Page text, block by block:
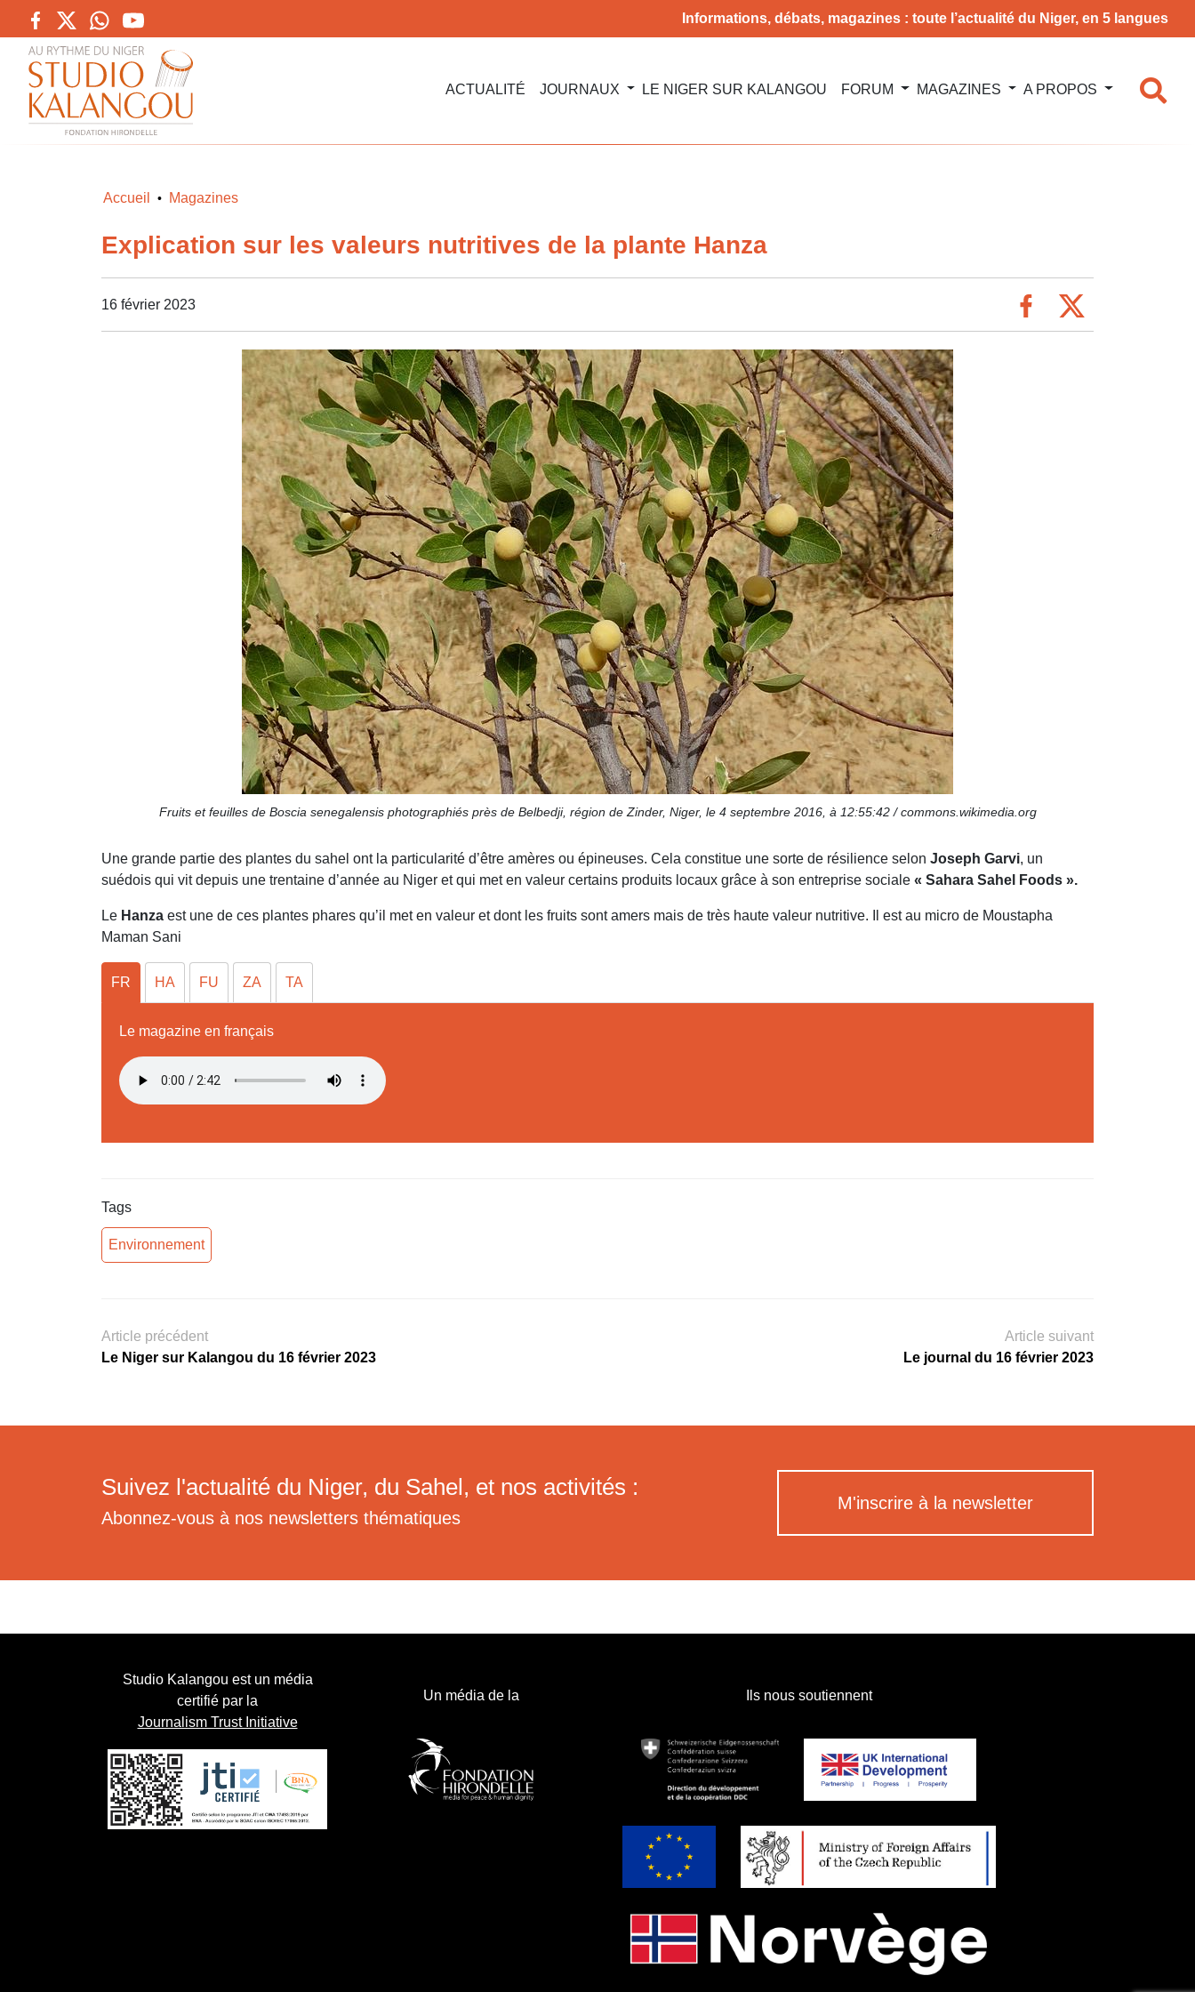
Informations, débats, magazines : toute l’actualité du Niger, en 5 langues
ACTUALITÉ JOURNAUX LE NIGER SUR KALANGOU FORUM MAGAZINES A PROPOS
Accueil • Magazines
Explication sur les valeurs nutritives de la plante Hanza
16 février 2023
Fruits et feuilles de Boscia senegalensis photographiés près de Belbedji, région de Zinder, Niger, le 4 septembre 2016, à 12:55:42 / commons.wikimedia.org
Une grande partie des plantes du sahel ont la particularité d’être amères ou épineuses. Cela constitue une sorte de résilience selon Joseph Garvi, un
suédois qui vit depuis une trentaine d’année au Niger et qui met en valeur certains produits locaux grâce à son entreprise sociale « Sahara Sahel Foods ».
Le Hanza est une de ces plantes phares qu’il met en valeur et dont les fruits sont amers mais de très haute valeur nutritive. Il est au micro de Moustapha
Maman Sani
FR HA FU ZA TA
Le magazine en français
Tags
Environnement
Article précédent
Le Niger sur Kalangou du 16 février 2023
Article suivant
Le journal du 16 février 2023
Suivez l'actualité du Niger, du Sahel, et nos activités :
Abonnez-vous à nos newsletters thématiques
M'inscrire à la newsletter
Studio Kalangou est un média
certifié par la
Journalism Trust Initiative
Un média de la Ils nous soutiennent